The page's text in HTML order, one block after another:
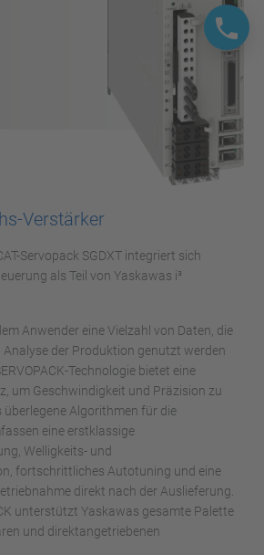
Verstärker
Servopack SGDXT integriert sich
als Teil von Yaskawas i³
Anwender eine Vielzahl von Daten, die
der Produktion genutzt werden
Technologie bietet eine
um Geschwindigkeit und Präzision zu
überlegene Algorithmen für die
eine erstklassige
Welligkeits- und
fortschrittliches Autotuning und eine
direkt nach der Auslieferung.
unterstützt Yaskawas gesamte Palette
und direktangetriebenen